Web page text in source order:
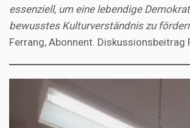
essenziell, um eine lebendige
bewusstes Kulturverständnis zu
Ferrang, Abonnent. Diskussionsbeitrag